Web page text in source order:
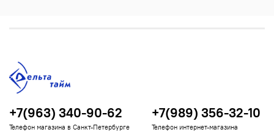
+7(963) 340-90-62
Телефон магазина в Санкт-Петербурге
+7(989) 356-32-10
Телефон интернет-магазина